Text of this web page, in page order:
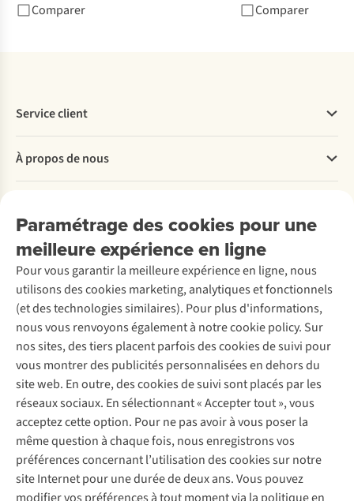
Comparer Comparer
Paramétrage des cookies pour une
meilleure expérience en ligne
Pour vous garantir la meilleure expérience en ligne, nous
utilisons des cookies marketing, analytiques et fonctionnels
(et des technologies similaires). Pour plus d'informations,
nous vous renvoyons également à notre cookie policy. Sur
nos sites, des tiers placent parfois des cookies de suivi pour
vous montrer des publicités personnalisées en dehors du
site web. En outre, des cookies de suivi sont placés par les
réseaux sociaux. En sélectionnant « Accepter tout », vous
acceptez cette option. Pour ne pas avoir à vous poser la
même question à chaque fois, nous enregistrons vos
préférences concernant l’utilisation des cookies sur notre
site Internet pour une durée de deux ans. Vous pouvez
Service client
Commander
Payer
Retourner
Rétractation d'une commande
Entretien & réparations
Garantie
Contactez-nous
À propos de nous
Entreprise responsable
À propos d’Ayacucho
Nos magasins
À propos d’A.S.Adventure
Déclaration d'accessibilité
Location / Location sports d’hiver
Seconde-main
Entretien de ski
Service de lavage
Entretien de chaussures
Réparation de chaussures
Réparation de vêtements
Retouches
Pour les entreprises
Découvrez
A.S.Magazine
Explore Camp
Expertise & conseils
Abonnez-vous à la newsletter
Suivez-nous